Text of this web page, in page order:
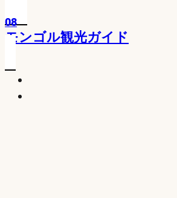
08
モンゴル観光ガイド